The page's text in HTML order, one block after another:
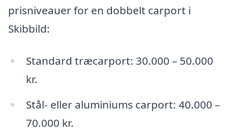
prisniveauer for en dobbelt carport i
Skibbild:
Standard træcarport: 30.000 – 50.000
kr.
Stål- eller aluminiums carport: 40.000 –
70.000 kr.